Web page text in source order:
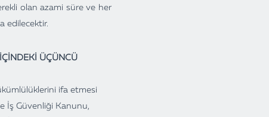
olan azami süre ve her
edilecektir.
ÜÇÜNCÜ
ifa etmesi
İş Güvenliği Kanunu,